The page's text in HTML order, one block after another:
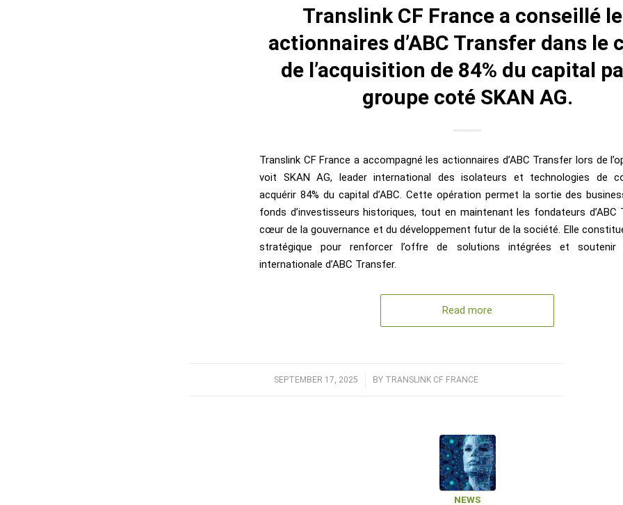
Translink CF France a conseillé
actionnaires d’ABC Transfer dans le
de l’acquisition de 84% du capital
groupe coté SKAN AG.
Translink CF France a accompagné les actionnaires d’ABC Transfer lors de
voit SKAN AG, leader international des isolateurs et technologies de
acquérir 84% du capital d’ABC. Cette opération permet la sortie des
fonds d’investisseurs historiques, tout en maintenant les fondateurs d’ABC
cœur de la gouvernance et du développement futur de la société. Elle
stratégique pour renforcer l’offre de solutions intégrées et soutenir
internationale d’ABC Transfer.
Read more
SEPTEMBER 17, 2025
/ BY TRANSLINK CF FRANCE
NEWS